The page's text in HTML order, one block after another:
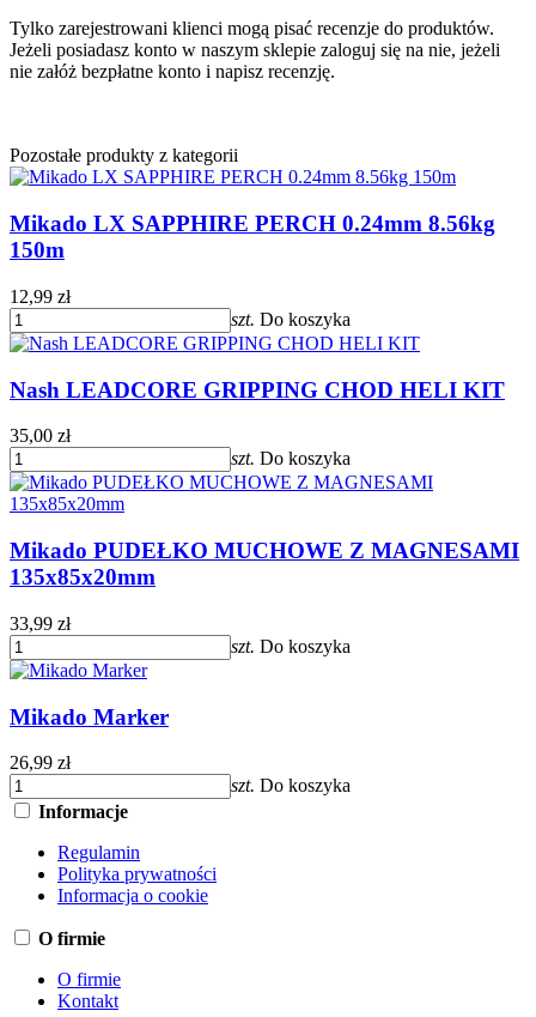
Tylko zarejestrowani klienci mogą pisać recenzje do produktów.
Jeżeli posiadasz konto w naszym sklepie zaloguj się na nie, jeżeli
nie załóż bezpłatne konto i napisz recenzję.
Pozostałe produkty z kategorii
Mikado LX SAPPHIRE PERCH 0.24mm 8.56kg
150m
12,99 zł
szt. Do koszyka
Nash LEADCORE GRIPPING CHOD HELI KIT
35,00 zł
szt. Do koszyka
Mikado PUDEŁKO MUCHOWE Z MAGNESAMI
135x85x20mm
33,99 zł
szt. Do koszyka
Mikado Marker
26,99 zł
szt. Do koszyka
Informacje
Regulamin
Polityka prywatności
Informacja o cookie
O firmie
O firmie
Kontakt